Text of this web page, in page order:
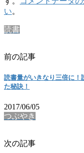
い。
読書
前の記事
読書量がいきなり三倍に
た秘訣！
2017/06/05
つぶやき
次の記事